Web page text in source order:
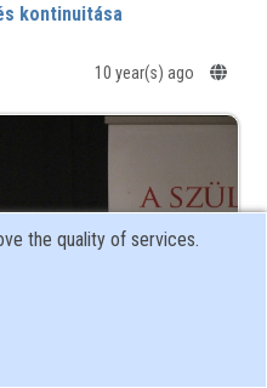
kontinuitása
10 year(s) ago
the quality of services.